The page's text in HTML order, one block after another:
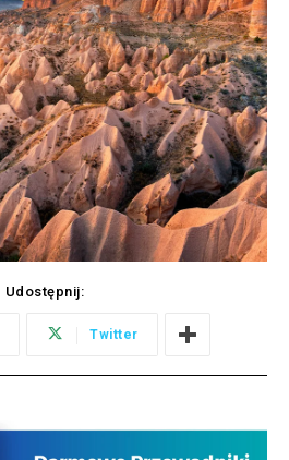
Udostępnij:
Twitter